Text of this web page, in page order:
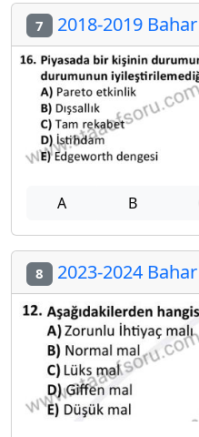
7 2018-2019 Bahar
A B
8 2023-2024 Bahar